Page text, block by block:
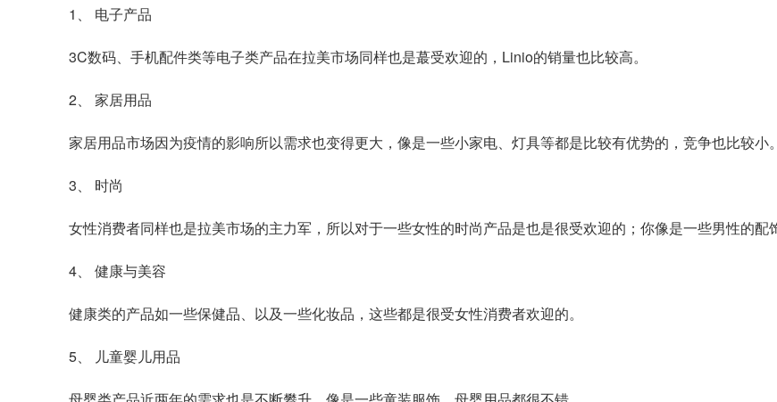
1、 电子产品
3C数码、手机配件类等电子类产品在拉美市场同样也是蕞受欢迎的，Linio的销量也比较高。
2、 家居用品
家居用品市场因为疫情的影响所以需求也变得更大，像是一些小家电、灯具等都是比较有优势的，竞争也比较小。
3、 时尚
女性消费者同样也是拉美市场的主力军，所以对于一些女性的时尚产品是也是很受欢迎的；你像是一些男性的配
4、 健康与美容
健康类的产品如一些保健品、以及一些化妆品，这些都是很受女性消费者欢迎的。
5、 儿童婴儿用品